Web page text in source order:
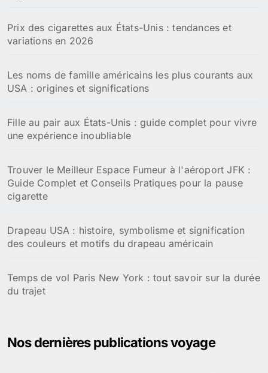
Prix des cigarettes aux États-Unis : tendances et
variations en 2026
Les noms de famille américains les plus courants aux
USA : origines et significations
Fille au pair aux États-Unis : guide complet pour vivre
une expérience inoubliable
Trouver le Meilleur Espace Fumeur à l'aéroport JFK :
Guide Complet et Conseils Pratiques pour la pause
cigarette
Drapeau USA : histoire, symbolisme et signification
des couleurs et motifs du drapeau américain
Temps de vol Paris New York : tout savoir sur la durée
du trajet
Nos dernières publications voyage